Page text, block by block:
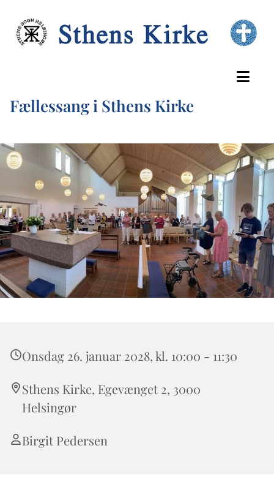
Fællessang i Sthens Kirke
Onsdag 26. januar 2028, kl. 10:00 - 11:30
Sthens Kirke, Egevænget 2, 3000
Helsingør
Birgit Pedersen